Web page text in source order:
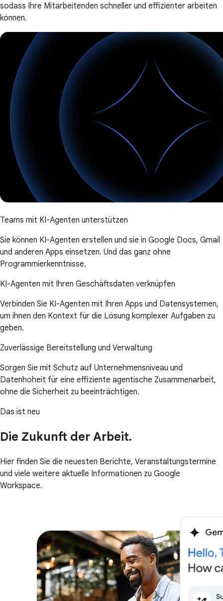
sodass Ihre Mitarbeitenden schneller und effizienter arbeiten
können.
Teams mit KI-Agenten unterstützen
Sie können KI-Agenten erstellen und sie in Google Docs, Gmail
und anderen Apps einsetzen. Und das ganz ohne
Programmierkenntnisse.
KI-Agenten mit Ihren Geschäftsdaten verknüpfen
Verbinden Sie KI-Agenten mit Ihren Apps und Datensystemen,
um ihnen den Kontext für die Lösung komplexer Aufgaben zu
geben.
Zuverlässige Bereitstellung und Verwaltung
Sorgen Sie mit Schutz auf Unternehmensniveau und
Datenhoheit für eine effiziente agentische Zusammenarbeit,
ohne die Sicherheit zu beeinträchtigen.
Das ist neu
Die Zukunft der Arbeit.
Hier finden Sie die neuesten Berichte, Veranstaltungstermine
und viele weitere aktuelle Informationen zu Google
Workspace.